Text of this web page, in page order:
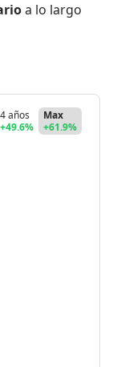
a lo largo
4 años
+49.6%
Max
+61.9%